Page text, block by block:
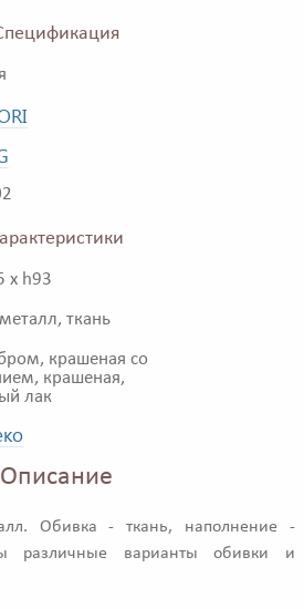
x h93
ткань
крашеная со
крашеная,
лак
Описание
Обивка - ткань, наполнение -
различные варианты обивки и